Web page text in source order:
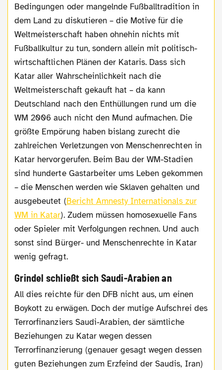
Bedingungen oder mangelnde Fußballtradition in
dem Land zu diskutieren – die Motive für die
Weltmeisterschaft haben ohnehin nichts mit
Fußballkultur zu tun, sondern allein mit politisch-
wirtschaftlichen Plänen der Kataris. Dass sich
Katar aller Wahrscheinlichkeit nach die
Weltmeisterschaft gekauft hat – da kann
Deutschland nach den Enthüllungen rund um die
WM 2006 auch nicht den Mund aufmachen. Die
größte Empörung haben bislang zurecht die
zahlreichen Verletzungen von Menschenrechten in
Katar hervorgerufen. Beim Bau der WM-Stadien
sind hunderte Gastarbeiter ums Leben gekommen
– die Menschen werden wie Sklaven gehalten und
ausgebeutet (Bericht Amnesty Internationals zur
WM in Katar). Zudem müssen homosexuelle Fans
oder Spieler mit Verfolgungen rechnen. Und auch
sonst sind Bürger- und Menschenrechte in Katar
wenig gefragt.
Grindel schließt sich Saudi-Arabien an
All dies reichte für den DFB nicht aus, um einen
Boykott zu erwägen. Doch der mutige Aufschrei des
Terrorfinanziers Saudi-Arabien, der sämtliche
Beziehungen zu Katar wegen dessen
Terrorfinanzierung (genauer gesagt wegen dessen
guten Beziehungen zum Erzfeind der Saudis, Iran)